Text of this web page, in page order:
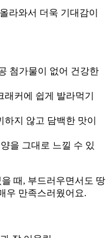
라와서 더욱 기대감이
첨가물이 없어 건강한
커에 쉽게 발라먹기
지 않고 담백한 맛이
을 그대로 느낄 수 있
때, 부드러우면서도 땅
우 만족스러웠어요.